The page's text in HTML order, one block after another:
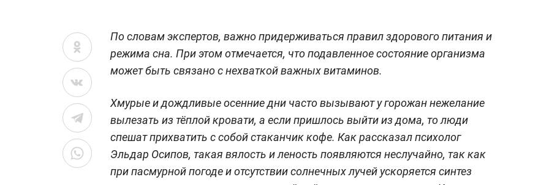
По словам экспертов, важно придерживаться правил здорового питания и
режима сна. При этом отмечается, что подавленное состояние организма
может быть связано с нехваткой важных витаминов.
Хмурые и дождливые осенние дни часто вызывают у горожан нежелание
вылезать из тёплой кровати, а если пришлось выйти из дома, то люди
спешат прихватить с собой стаканчик кофе. Как рассказал психолог
Эльдар Осипов, такая вялость и леность появляются неслучайно, так как
при пасмурной погоде и отсутствии солнечных лучей ускоряется синтез